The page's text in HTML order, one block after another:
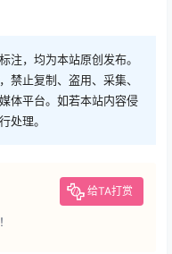
注，均为本站原创发布。
禁止复制、盗用、采集、
体平台。如若本站内容侵
处理。
给TA打赏